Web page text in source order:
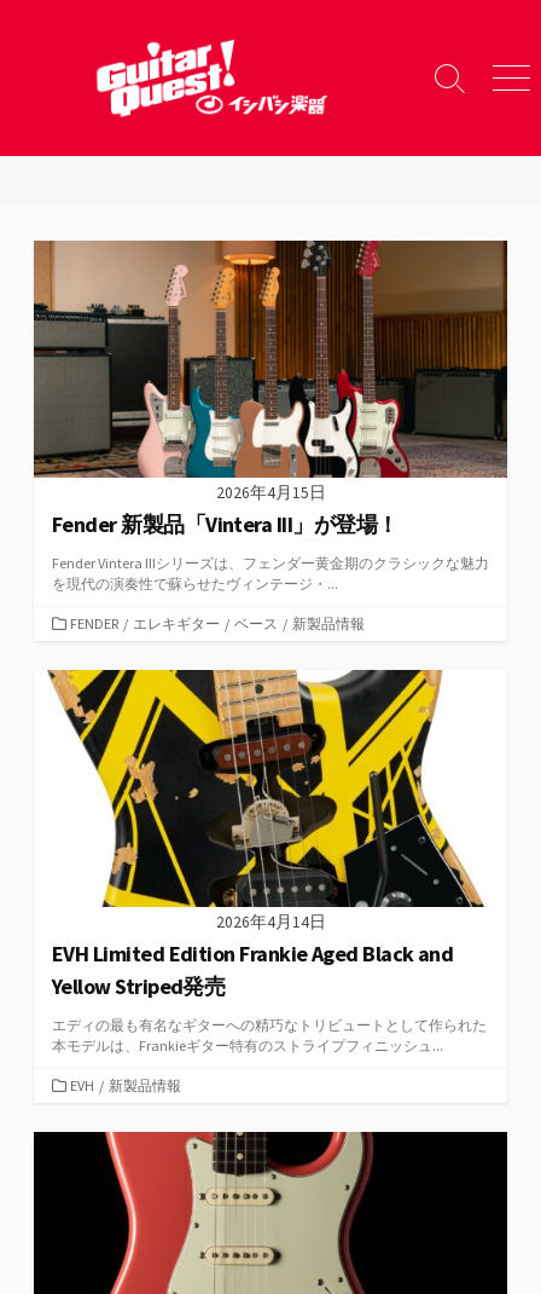
へ
検
り
メ
ー
2026年4月15日
Fender 新製品「Vintera III」が登場！
Fender Vintera IIIシリーズは、フェンダー黄金期のクラシックな魅力
を現代の演奏性で蘇らせたヴィンテージ・...
カ
ゴ
リ
ー
FENDER / エレキギター / ベース / 新製品情報
2026年4月14日
EVH Limited Edition Frankie Aged Black and
Yellow Striped発売
エディの最も有名なギターへの精巧なトリビュートとして作られた
本モデルは、Frankieギター特有のストライプフィニッシュ...
カ
ゴ
EVH / 新製品情報